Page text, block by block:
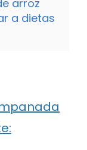
arroz
a dietas